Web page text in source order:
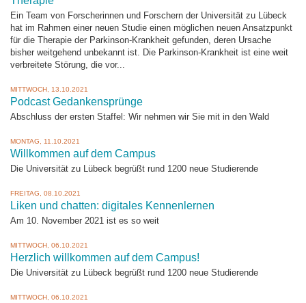
Ein Team von Forscherinnen und Forschern der Universität zu Lübeck
hat im Rahmen einer neuen Studie einen möglichen neuen Ansatzpunkt
für die Therapie der Parkinson-Krankheit gefunden, deren Ursache
bisher weitgehend unbekannt ist. Die Parkinson-Krankheit ist eine weit
verbreitete Störung, die vor...
MITTWOCH, 13.10.2021
Podcast Gedankensprünge
Abschluss der ersten Staffel: Wir nehmen wir Sie mit in den Wald
MONTAG, 11.10.2021
Willkommen auf dem Campus
Die Universität zu Lübeck begrüßt rund 1200 neue Studierende
FREITAG, 08.10.2021
Liken und chatten: digitales Kennenlernen
Am 10. November 2021 ist es so weit
MITTWOCH, 06.10.2021
Herzlich willkommen auf dem Campus!
Die Universität zu Lübeck begrüßt rund 1200 neue Studierende
MITTWOCH, 06.10.2021